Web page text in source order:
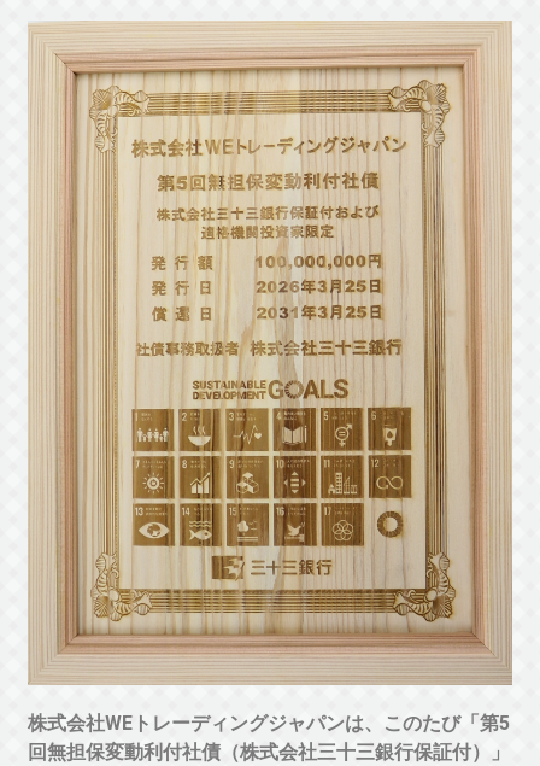
株式会社WEトレーディングジャパンは、このたび「第5
回無担保変動利付社債（株式会社三十三銀行保証付）」